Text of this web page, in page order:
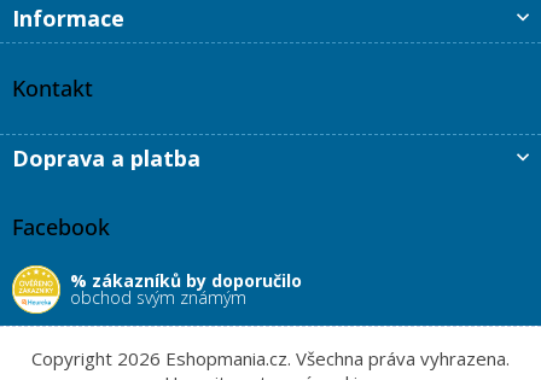
a
Facebook
% zákazníků by doporučilo
obchod svým známým
Informace
Kontakt
Doprava a platba
Copyright 2026 Eshopmania.cz. Všechna práva vyhrazena.